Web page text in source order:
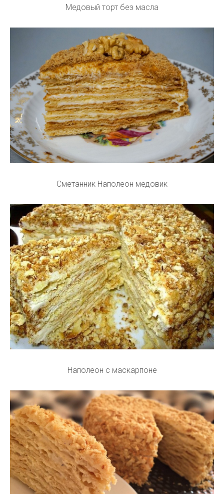
Медовый торт без масла
Сметанник Наполеон медовик
Наполеон с маскарпоне